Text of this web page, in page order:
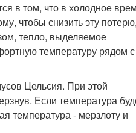
в том, что в холодное
чтобы снизить эту потерю,
тепло, выделяемое
температуру рядом с
Цельсия. При этой
Если температура
температура - мерзлоту и